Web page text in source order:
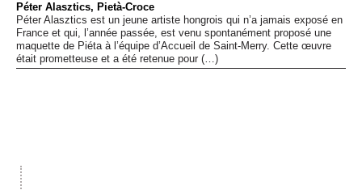
Dossiers
Péter Alasztics, Pietà-Croce
Péter Alasztics est un jeune artiste hongrois qui n’a jamais exposé en
France et qui, l’année passée, est venu spontanément proposé une
maquette de Piéta à l’équipe d’Accueil de Saint-Merry. Cette œuvre
était prometteuse et a été retenue pour (…)